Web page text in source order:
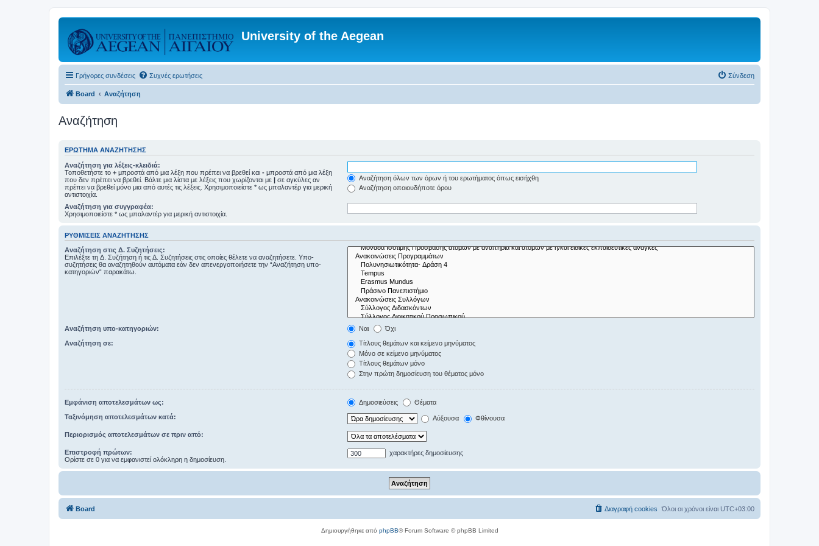
University of the Aegean
Γρήγορες συνδέσεις Συχνές ερωτήσεις Σύνδεση
Board Αναζήτηση
Αναζήτηση
ΕΡΏΤΗΜΑ ΑΝΑΖΉΤΗΣΗΣ
Αναζήτηση για λέξεις-κλειδιά:
Τοποθετήστε το + μπροστά από μια λέξη που πρέπει να βρεθεί και - μπροστά από μια λέξη
που δεν πρέπει να βρεθεί. Βάλτε μια λίστα με λέξεις που χωρίζονται με | σε αγκύλες αν
πρέπει να βρεθεί μόνο μια από αυτές τις λέξεις. Χρησιμοποιείστε * ως μπαλαντέρ για μερική
αντιστοιχία.
Αναζήτηση όλων των όρων ή του ερωτήματος όπως εισήχθη
Αναζήτηση οποιουδήποτε όρου
Αναζήτηση για συγγραφέα:
Χρησιμοποιείστε * ως μπαλαντέρ για μερική αντιστοιχία.
ΡΥΘΜΊΣΕΙΣ ΑΝΑΖΉΤΗΣΗΣ
Αναζήτηση στις Δ. Συζητήσεις:
Επιλέξτε τη Δ. Συζήτηση ή τις Δ. Συζητήσεις στις οποίες θέλετε να αναζητήσετε. Υπο-
συζητήσεις θα αναζητηθούν αυτόματα εάν δεν απενεργοποιήσετε την “Αναζήτηση υπο-
κατηγοριών“ παρακάτω.
Αναζήτηση υπο-κατηγοριών: Ναι Όχι
Αναζήτηση σε:
Τίτλους θεμάτων και κείμενο μηνύματος
Μόνο σε κείμενο μηνύματος
Τίτλους θεμάτων μόνο
Στην πρώτη δημοσίευση του θέματος μόνο
Εμφάνιση αποτελεσμάτων ως: Δημοσιεύσεις Θέματα
Ταξινόμηση αποτελεσμάτων κατά: Αύξουσα Φθίνουσα
Περιορισμός αποτελεσμάτων σε πριν από:
Επιστροφή πρώτων:
Ορίστε σε 0 για να εμφανιστεί ολόκληρη η δημοσίευση.
χαρακτήρες δημοσίευσης
Board Όλοι οι χρόνοι είναι UTC+03:00
Διαγραφή cookies
Δημιουργήθηκε από phpBB® Forum Software © phpBB Limited